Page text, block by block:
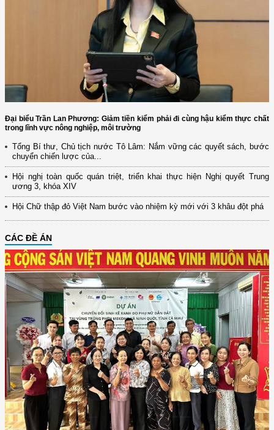
Đại biểu Trần Lan Phương: Giảm tiền kiểm phải đi cùng hậu kiểm thực chất
trong lĩnh vực nông nghiệp, môi trường
Tổng Bí thư, Chủ tịch nước Tô Lâm: Nắm vững các quyết sách, bước
chuyển chiến lược của...
Hội nghị toàn quốc quán triệt, triển khai thực hiện Nghị quyết Trung
ương 3, khóa XIV
Hội Chữ thập đỏ Việt Nam bước vào nhiệm kỳ mới với 3 khâu đột phá
CÁC ĐỀ ÁN